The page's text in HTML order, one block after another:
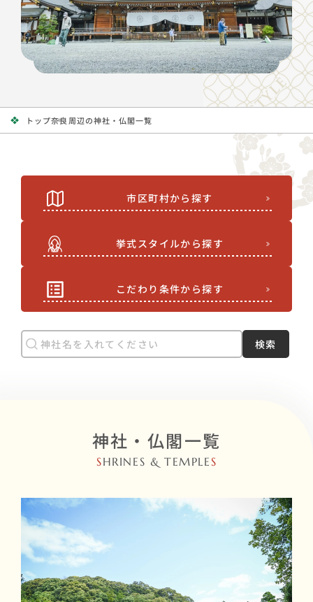
トップ奈良周辺の神社・仏閣一覧
市区町村から探す
挙式スタイルから探す
こだわり条件から探す
検索
神社・仏閣一覧
SHRINES & TEMPLE S